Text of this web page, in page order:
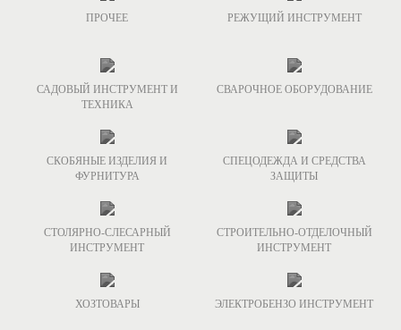
ПРОЧЕЕ РЕЖУЩИЙ ИНСТРУМЕНТ
САДОВЫЙ ИНСТРУМЕНТ И
ТЕХНИКА
СВАРОЧНОЕ ОБОРУДОВАНИЕ
СКОБЯНЫЕ ИЗДЕЛИЯ И
ФУРНИТУРА
СПЕЦОДЕЖДА И СРЕДСТВА
ЗАЩИТЫ
СТОЛЯРНО-СЛЕСАРНЫЙ
ИНСТРУМЕНТ
СТРОИТЕЛЬНО-ОТДЕЛОЧНЫЙ
ИНСТРУМЕНТ
ХОЗТОВАРЫ ЭЛЕКТРОБЕНЗО ИНСТРУМЕНТ